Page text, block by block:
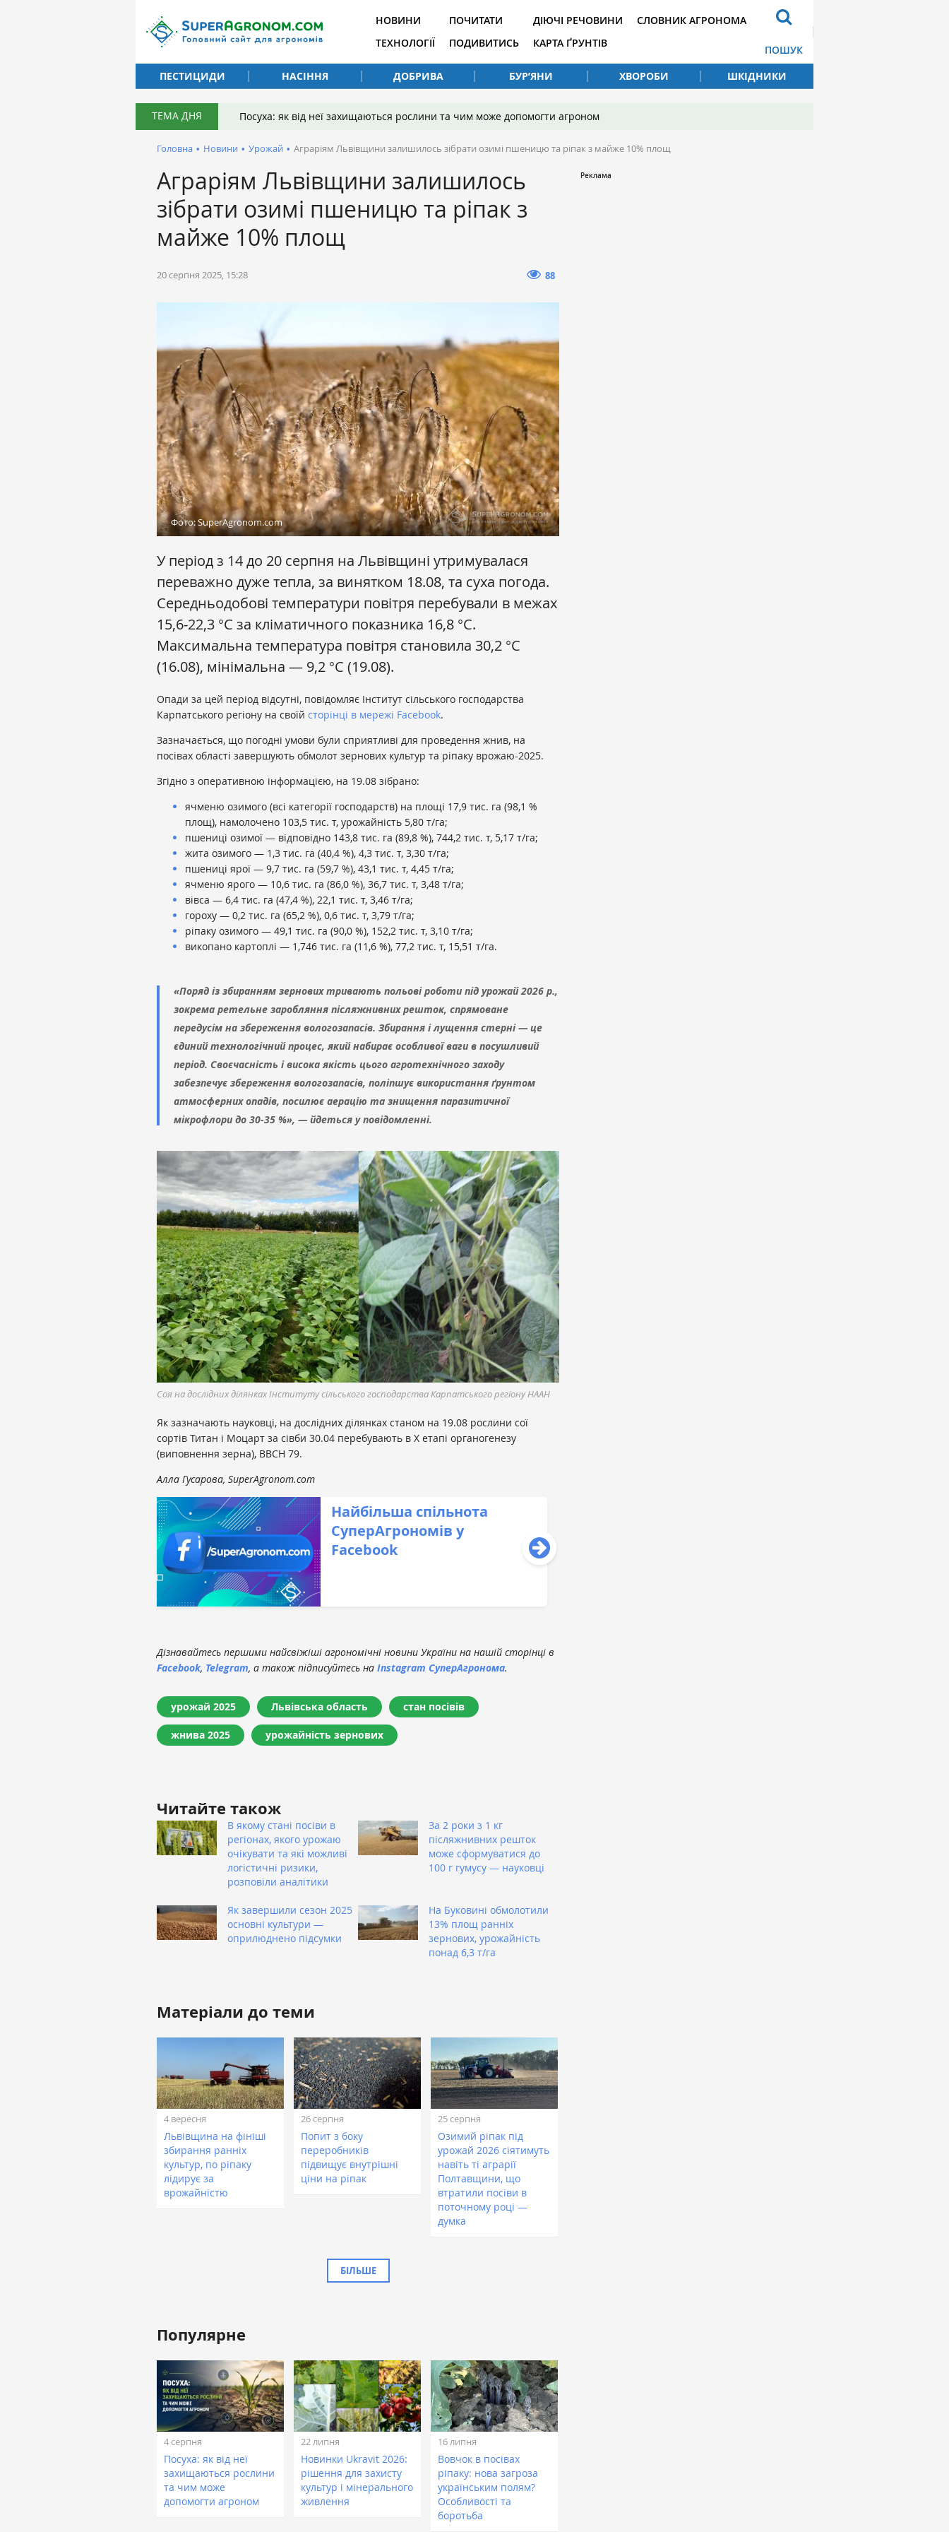
НОВИНИ
ТЕХНОЛОГІЇ
ПОЧИТАТИ
ПОДИВИТИСЬ
ДІЮЧІ РЕЧОВИНИ
КАРТА ҐРУНТІВ
СЛОВНИК АГРОНОМА
ПОШУК
ПЕСТИЦИДИ
НАСІННЯ ДОБРИВА БУР’ЯНИ ХВОРОБИ ШКІДНИКИ
ТЕМА ДНЯ Посуха: як від неї захищаються рослини та чим може допомогти агроном
Головна • Новини • Урожай • Аграріям Львівщини залишилось зібрати озимі пшеницю та ріпак з майже 10% площ
Аграріям Львівщини залишилось
зібрати озимі пшеницю та ріпак з
майже 10% площ
20 серпня 2025, 15:28 88
Фото: SuperAgronom.com
У період з 14 до 20 серпня на Львівщині утримувалася
переважно дуже тепла, за винятком 18.08, та суха погода.
Середньодобові температури повітря перебували в межах
15,6‒22,3 °С за кліматичного показника 16,8 °С.
Максимальна температура повітря становила 30,2 °С
(16.08), мінімальна — 9,2 °С (19.08).
Опади за цей період відсутні, повідомляє Інститут сільського господарства
Карпатського регіону на своїй сторінці в мережі Facebook.
Зазначається, що погодні умови були сприятливі для проведення жнив, на
посівах області завершують обмолот зернових культур та ріпаку врожаю-2025.
Згідно з оперативною інформацією, на 19.08 зібрано:
ячменю озимого (всі категорії господарств) на площі 17,9 тис. га (98,1 %
площ), намолочено 103,5 тис. т, урожайність 5,80 т/га;
пшениці озимої — відповідно 143,8 тис. га (89,8 %), 744,2 тис. т, 5,17 т/га;
жита озимого — 1,3 тис. га (40,4 %), 4,3 тис. т, 3,30 т/га;
пшениці ярої — 9,7 тис. га (59,7 %), 43,1 тис. т, 4,45 т/га;
ячменю ярого — 10,6 тис. га (86,0 %), 36,7 тис. т, 3,48 т/га;
вівса — 6,4 тис. га (47,4 %), 22,1 тис. т, 3,46 т/га;
гороху — 0,2 тис. га (65,2 %), 0,6 тис. т, 3,79 т/га;
ріпаку озимого — 49,1 тис. га (90,0 %), 152,2 тис. т, 3,10 т/га;
викопано картоплі — 1,746 тис. га (11,6 %), 77,2 тис. т, 15,51 т/га.
«Поряд із збиранням зернових тривають польові роботи під урожай 2026 р.,
зокрема ретельне заробляння післяжнивних решток, спрямоване
передусім на збереження вологозапасів. Збирання і лущення стерні — це
єдиний технологічний процес, який набирає особливої ваги в посушливий
період. Своєчасність і висока якість цього агротехнічного заходу
забезпечує збереження вологозапасів, поліпшує використання ґрунтом
атмосферних опадів, посилює аерацію та знищення паразитичної
мікрофлори до 30-35 %», — йдеться у повідомленні.
Соя на дослідних ділянках Інституту сільського господарства Карпатського регіону НААН
Як зазначають науковці, на дослідних ділянках станом на 19.08 рослини сої
сортів Титан і Моцарт за сівби 30.04 перебувають в Х етапі органогенезу
(виповнення зерна), ВВСН 79.
Алла Гусарова, SuperAgronom.com
Найбільша спільнота
СуперАгрономів у
Facebook
Дізнавайтесь першими найсвіжіші агрономічні новини України на нашій сторінці в
Facebook, Telegram, а також підписуйтесь на Instagram СуперАгронома.
урожай 2025 Львівська область стан посівів
жнива 2025 урожайність зернових
Читайте також
В якому стані посіви в
регіонах, якого урожаю
очікувати та які можливі
логістичні ризики,
розповіли аналітики
За 2 роки з 1 кг
післяжнивних решток
може сформуватися до
100 г гумусу — науковці
Як завершили сезон 2025
основні культури —
оприлюднено підсумки
На Буковині обмолотили
13% площ ранніх
зернових, урожайність
понад 6,3 т/га
Матеріали до теми
4 вересня
Львівщина на фініші
збирання ранніх
культур, по ріпаку
лідирує за
врожайністю
26 серпня
Попит з боку
переробників
підвищує внутрішні
ціни на ріпак
25 серпня
Озимий ріпак під
урожай 2026 сіятимуть
навіть ті аграрії
Полтавщини, що
втратили посіви в
поточному році —
думка
БІЛЬШЕ
Популярне
4 серпня
Посуха: як від неї
захищаються рослини
та чим може
допомогти агроном
22 липня
Новинки Ukravit 2026:
рішення для захисту
культур і мінерального
живлення
16 липня
Вовчок в посівах
ріпаку: нова загроза
українським полям?
Особливості та
боротьба